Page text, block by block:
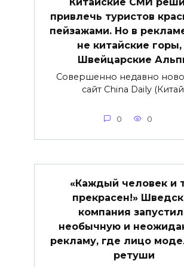
привлечь туристов
пейзажами. Но в
не китайские горы,
Швейцарские
Совершенно недавно
сайт China Daily
0 0
«Каждый человек и
прекрасен!»
компания
необычную и
рекламу, где лицо
ретуши